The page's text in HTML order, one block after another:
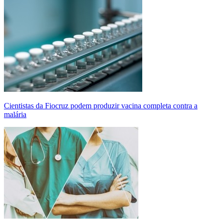
Cientistas da Fiocruz podem produzir vacina completa contra a
malária